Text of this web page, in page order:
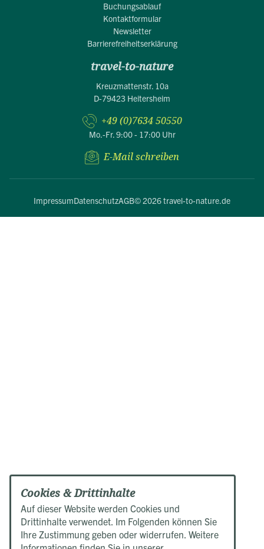
Buchungsablauf
Kontaktformular
Newsletter
Barrierefreiheitserklärung
travel-to-nature
Kreuzmattenstr. 10a
D-79423 Heitersheim
+49 (0)7634 50550
Mo.-Fr. 9:00 - 17:00 Uhr
E-Mail schreiben
ImpressumDatenschutzAGB© 2026 travel-to-nature.de
Cookies & Drittinhalte
Auf dieser Website werden Cookies und
Drittinhalte verwendet. Im Folgenden können Sie
Ihre Zustimmung geben oder widerrufen. Weitere